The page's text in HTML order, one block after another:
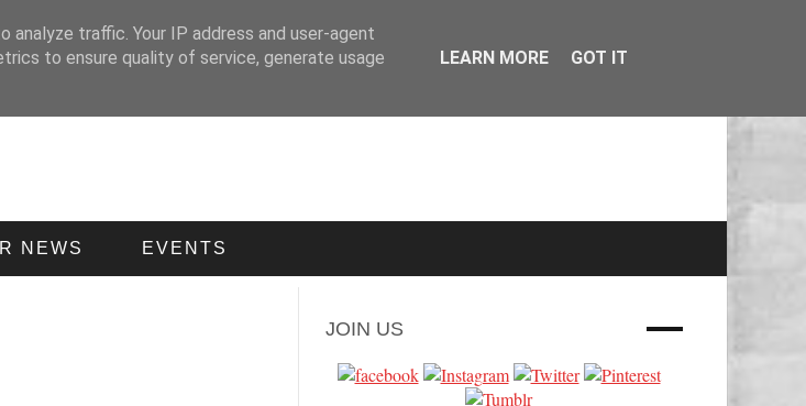
NEWS EVENTS
JOIN US
traffic. Your IP address and user-agent
to ensure quality of service, generate usage
LEARN MORE GOT IT